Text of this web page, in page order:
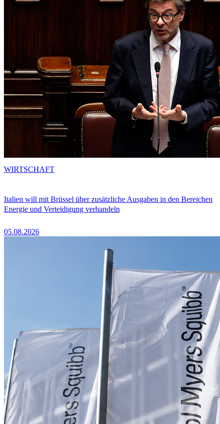
Italien will mit Brüssel über zusätzliche Ausgaben in den Bereichen
Energie und Verteidigung verhandeln
05.08.2026
WIRTSCHAFT